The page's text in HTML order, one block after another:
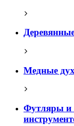
Медные
Футляры и